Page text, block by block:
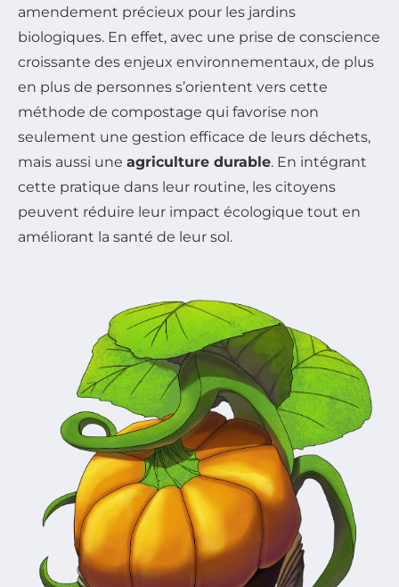
amendement précieux pour les jardins
biologiques. En effet, avec une prise de conscience
croissante des enjeux environnementaux, de plus
en plus de personnes s’orientent vers cette
méthode de compostage qui favorise non
seulement une gestion efficace de leurs déchets,
mais aussi une agriculture durable. En intégrant
cette pratique dans leur routine, les citoyens
peuvent réduire leur impact écologique tout en
améliorant la santé de leur sol.